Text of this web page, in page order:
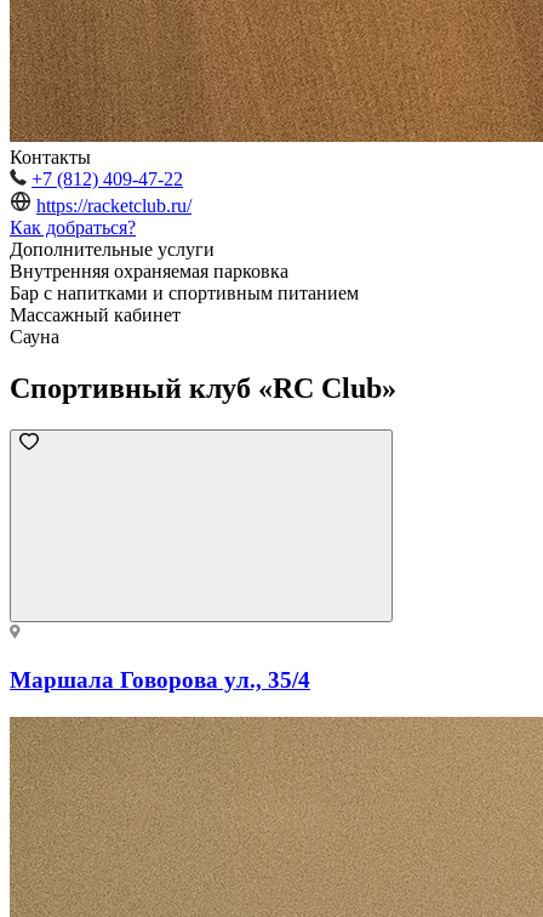
Контакты
+7 (812) 409-47-22
https://racketclub.ru/
Как добраться?
Дополнительные услуги
Внутренняя охраняемая парковка
Бар с напитками и спортивным питанием
Массажный кабинет
Сауна
Спортивный клуб «RC Club»
Маршала Говорова ул., 35/4